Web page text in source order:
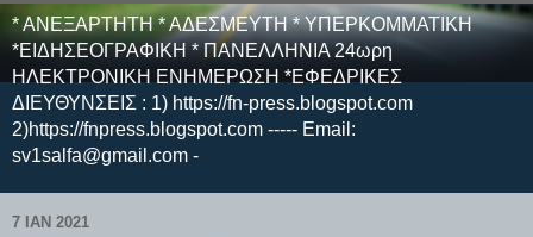
* ΑΝΕΞΑΡΤΗΤΗ * ΑΔΕΣΜΕΥΤΗ * ΥΠΕΡΚΟΜΜΑΤΙΚΗ
*ΕΙΔΗΣΕΟΓΡΑΦΙΚΗ * ΠΑΝΕΛΛΗΝΙΑ 24ωρη
ΗΛΕΚΤΡΟΝΙΚΗ ΕΝΗΜΕΡΩΣΗ *ΕΦΕΔΡΙΚΕΣ
ΔΙΕΥΘΥΝΣΕΙΣ : 1) https://fn-press.blogspot.com
2)https://fnpress.blogspot.com ----- Email:
sv1salfa@gmail.com -
7 ΙΑΝ 2021